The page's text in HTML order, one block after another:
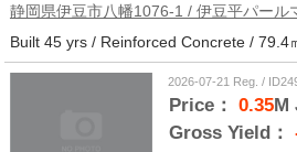
静岡県伊豆市八幡1076-1 / 伊豆平パール
2026-07-21 Reg. /
Price： 0.35M
Gross Yield：